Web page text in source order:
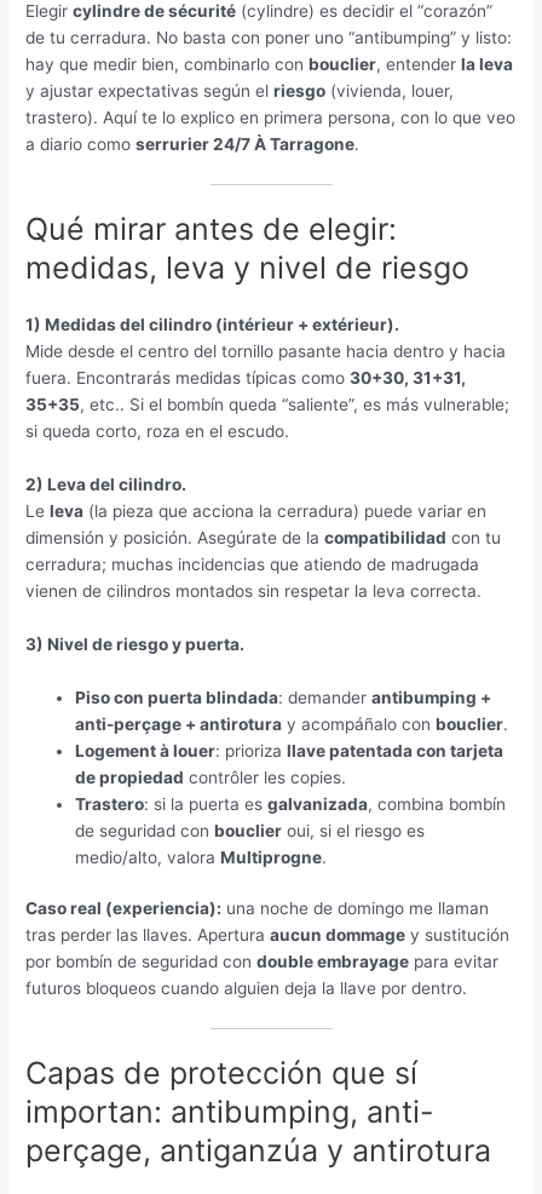
Elegir cylindre de sécurité (cylindre)es decidir el “corazón”
de tu cerradura. No basta con poner uno “antibumping” y listo:
hay que medir bien,combinarlo con bouclier,entender la leva
y ajustar expectativas según el riesgo (vivienda, louer,
trastero). Aquí te lo explico en primera persona,con lo que veo
a diario como serrurier 24/7 À Tarragone.
Qué mirar antes de elegir:
medidas, leva y nivel de riesgo
1)Medidas del cilindro (intérieur + extérieur).
Mide desde el centro del tornillo pasante hacia dentro y hacia
fuera. Encontrarás medidas típicas como 30+30, 31+31,
35+35, etc.. Si el bombín queda “saliente”,es más vulnerable;
si queda corto, roza en el escudo.
2)Leva del cilindro.
Leleva (la pieza que acciona la cerradura) puede variar en
dimensión y posición. Asegúrate de la compatibilidad con tu
cerradura; muchas incidencias que atiendo de madrugada
vienen de cilindros montados sin respetar la leva correcta.
3)Nivel de riesgo y puerta.
Piso con puerta blindada: demanderantibumping +
anti-perçage +antirotura y acompáñalo con bouclier.
Logement à louer: prioriza llave patentada con tarjeta
de propiedad contrôler les copies.
Trastero: si la puerta es galvanizada,combina bombín
de seguridad con bouclier oui, si el riesgo es
medio/alto,valora Multiprogne.
Caso real (experiencia): una noche de domingo me llaman
tras perder las llaves. Apertura aucun dommage y sustitución
por bombín de seguridad con double embrayage para evitar
futuros bloqueos cuando alguien deja la llave por dentro.
Capas de protección que sí
importan: antibumping, anti-
perçage, antiganzúa y antirotura